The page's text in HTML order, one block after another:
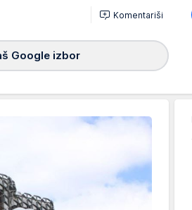
Komentariši
Google izbor